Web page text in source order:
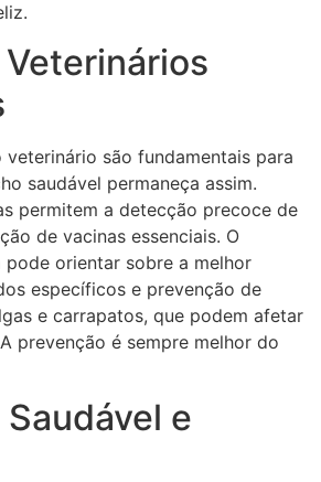
veterinário são fundamentais para
saudável permaneça assim.
permitem a detecção precoce de
de vacinas essenciais. O
orientar sobre a melhor
específicos e prevenção de
e carrapatos, que podem afetar
prevenção é sempre melhor do
e